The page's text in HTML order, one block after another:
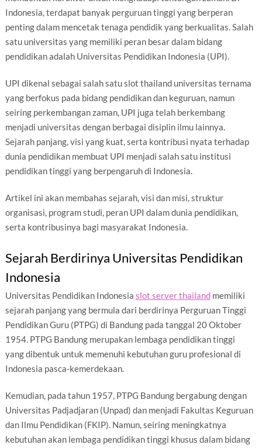
Indonesia, terdapat banyak perguruan tinggi yang berperan
penting dalam mencetak tenaga pendidik yang berkualitas. Salah
satu universitas yang memiliki peran besar dalam bidang
pendidikan adalah Universitas Pendidikan Indonesia (UPI).
UPI dikenal sebagai salah satu slot thailand universitas ternama
yang berfokus pada bidang pendidikan dan keguruan, namun
seiring perkembangan zaman, UPI juga telah berkembang
menjadi universitas dengan berbagai disiplin ilmu lainnya.
Sejarah panjang, visi yang kuat, serta kontribusi nyata terhadap
dunia pendidikan membuat UPI menjadi salah satu institusi
pendidikan tinggi yang berpengaruh di Indonesia.
Artikel ini akan membahas sejarah, visi dan misi, struktur
organisasi, program studi, peran UPI dalam dunia pendidikan,
serta kontribusinya bagi masyarakat Indonesia.
Sejarah Berdirinya Universitas Pendidikan
Indonesia
Universitas Pendidikan Indonesia slot server thailandmemiliki
sejarah panjang yang bermula dari berdirinya Perguruan Tinggi
Pendidikan Guru (PTPG) di Bandung pada tanggal 20 Oktober
1954. PTPG Bandung merupakan lembaga pendidikan tinggi
yang dibentuk untuk memenuhi kebutuhan guru profesional di
Indonesia pasca-kemerdekaan.
Kemudian, pada tahun 1957, PTPG Bandung bergabung dengan
Universitas Padjadjaran (Unpad) dan menjadi Fakultas Keguruan
dan Ilmu Pendidikan (FKIP). Namun, seiring meningkatnya
kebutuhan akan lembaga pendidikan tinggi khusus dalam bidang